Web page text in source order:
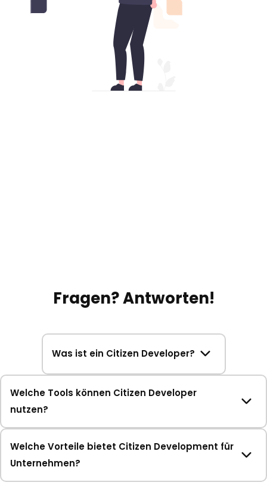
Fragen? Antworten!
Was ist ein Citizen Developer?
Welche Tools können Citizen Developer
nutzen?
Welche Vorteile bietet Citizen Development für
Unternehmen?